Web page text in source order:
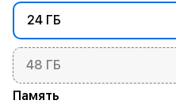
24 ГБ
48 ГБ
Память